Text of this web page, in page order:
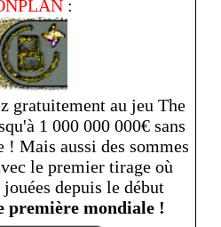
:
gratuitement au jeu The
1 000 000 000€ sans
! Mais aussi des sommes
le premier tirage où
depuis le début
première mondiale !